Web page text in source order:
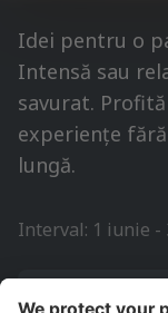
Idei pentru o
Intensă sau
savurat.
experiențe fără
lungă.
Interval: 1 iunie -